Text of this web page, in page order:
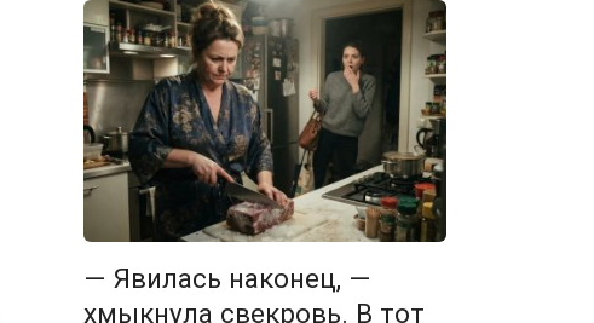
— Явилась наконец, —
хмыкнула свекровь. В тот